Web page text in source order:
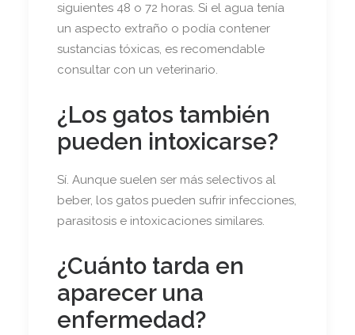
siguientes 48 o 72 horas. Si el agua tenía
un aspecto extraño o podía contener
sustancias tóxicas, es recomendable
consultar con un veterinario.
¿Los gatos también
pueden intoxicarse?
Sí. Aunque suelen ser más selectivos al
beber, los gatos pueden sufrir infecciones,
parasitosis e intoxicaciones similares.
¿Cuánto tarda en
aparecer una
enfermedad?